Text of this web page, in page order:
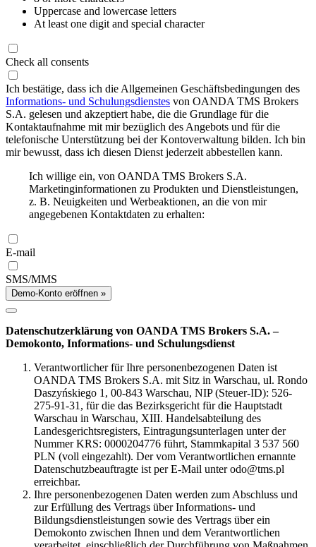
Uppercase and lowercase letters
At least one digit and special character
Check all consents
Ich bestätige, dass ich die Allgemeinen Geschäftsbedingungen des
Informations- und Schulungsdienstes von OANDA TMS Brokers
S.A. gelesen und akzeptiert habe, die die Grundlage für die
Kontaktaufnahme mit mir bezüglich des Angebots und für die
telefonische Unterstützung bei der Kontoverwaltung bilden. Ich bin
mir bewusst, dass ich diesen Dienst jederzeit abbestellen kann.
Ich willige ein, von OANDA TMS Brokers S.A.
Marketinginformationen zu Produkten und Dienstleistungen,
z. B. Neuigkeiten und Werbeaktionen, an die von mir
angegebenen Kontaktdaten zu erhalten:
E-mail
SMS/MMS
Demo-Konto eröffnen »
Datenschutzerklärung von OANDA TMS Brokers S.A. –
Demokonto, Informations- und Schulungsdienst
Verantwortlicher für Ihre personenbezogenen Daten ist
OANDA TMS Brokers S.A. mit Sitz in Warschau, ul. Rondo
Daszyńskiego 1, 00-843 Warschau, NIP (Steuer-ID): 526-
275-91-31, für die das Bezirksgericht für die Hauptstadt
Warschau in Warschau, XIII. Handelsabteilung des
Landesgerichtsregisters, Eintragungsunterlagen unter der
Nummer KRS: 0000204776 führt, Stammkapital 3 537 560
PLN (voll eingezahlt). Der vom Verantwortlichen ernannte
Datenschutzbeauftragte ist per E-Mail unter odo@tms.pl
erreichbar.
Ihre personenbezogenen Daten werden zum Abschluss und
zur Erfüllung des Vertrags über Informations- und
Bildungsdienstleistungen sowie des Vertrags über ein
Demokonto zwischen Ihnen und dem Verantwortlichen